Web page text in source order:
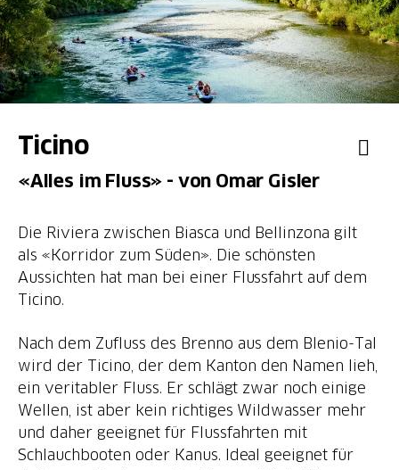
Ticino
«Alles im Fluss» - von Omar Gisler
Die Riviera zwischen Biasca und Bellinzona gilt
als «Korridor zum Süden». Die schönsten
Aussichten hat man bei einer Flussfahrt auf dem
Ticino.
Nach dem Zufluss des Brenno aus dem Blenio-Tal
wird der Ticino, der dem Kanton den Namen lieh,
ein veritabler Fluss. Er schlägt zwar noch einige
Wellen, ist aber kein richtiges Wildwasser mehr
und daher geeignet für Flussfahrten mit
Schlauchbooten oder Kanus. Ideal geeignet für